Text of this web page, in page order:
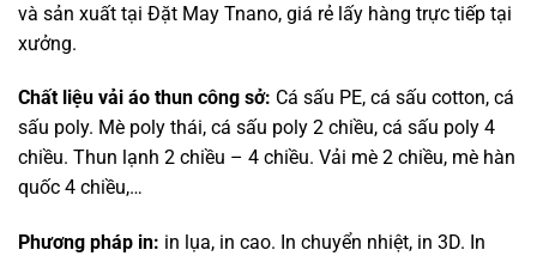
và sản xuất tại Đặt May Tnano, giá rẻ lấy hàng trực tiếp tại
xưởng.
Chất liệu vải áo thun công sở: Cá sấu PE, cá sấu cotton, cá
sấu poly. Mè poly thái, cá sấu poly 2 chiều, cá sấu poly 4
chiều. Thun lạnh 2 chiều – 4 chiều. Vải mè 2 chiều, mè hàn
quốc 4 chiều,…
Phương pháp in: in lụa, in cao. In chuyển nhiệt, in 3D. In